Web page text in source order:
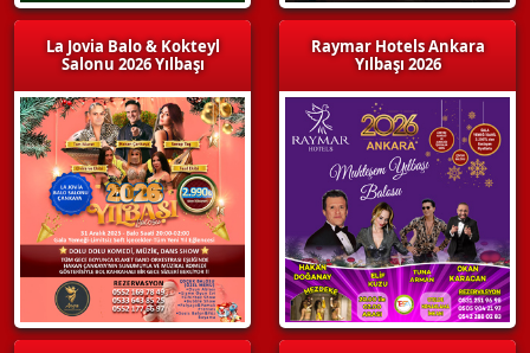
La Jovia Balo & Kokteyl
Salonu 2026 Yılbaşı
Raymar Hotels Ankara
Yılbaşı 2026